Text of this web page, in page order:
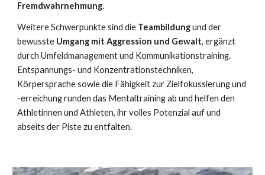
Fremdwahrnehmung.
Weitere Schwerpunkte sind die Teambildungund der
bewusste Umgang mit Aggression und Gewalt, ergänzt
durch Umfeldmanagement und Kommunikationstraining.
Entspannungs- und Konzentrationstechniken,
Körpersprache sowie die Fähigkeit zur Zielfokussierung und
-erreichung runden das Mentaltraining ab und helfen den
Athletinnen und Athleten, ihr volles Potenzial auf und
abseits der Piste zu entfalten.